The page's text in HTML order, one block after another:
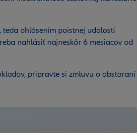
ohlásením poistnej udalosti
nahlásiť najneskôr 6 mesiacov od
pripravte si zmluvu o obstaraní